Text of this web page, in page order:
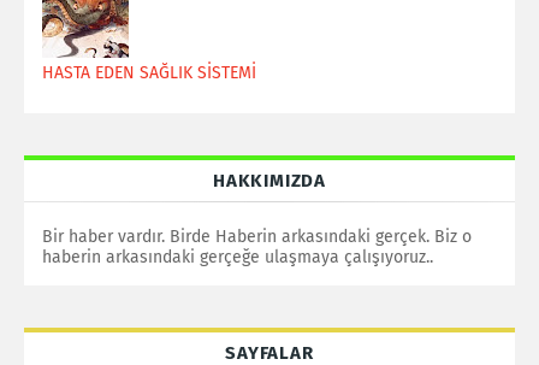
HASTA EDEN SAĞLIK SİSTEMİ
HAKKIMIZDA
Bir haber vardır. Birde Haberin arkasındaki gerçek. Biz o
haberin arkasındaki gerçeğe ulaşmaya çalışıyoruz..
SAYFALAR